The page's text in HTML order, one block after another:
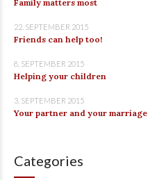
Family matters most
22. SEPTEMBER 2015
Friends can help too!
8. SEPTEMBER 2015
Helping your children
3. SEPTEMBER 2015
Your partner and your marriage
Categories